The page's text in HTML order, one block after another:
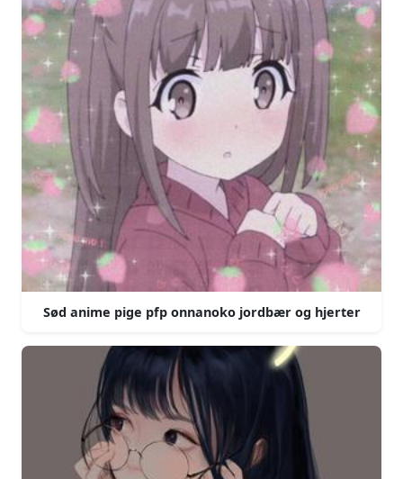
Sød anime pige pfp onnanoko jordbær og hjerter